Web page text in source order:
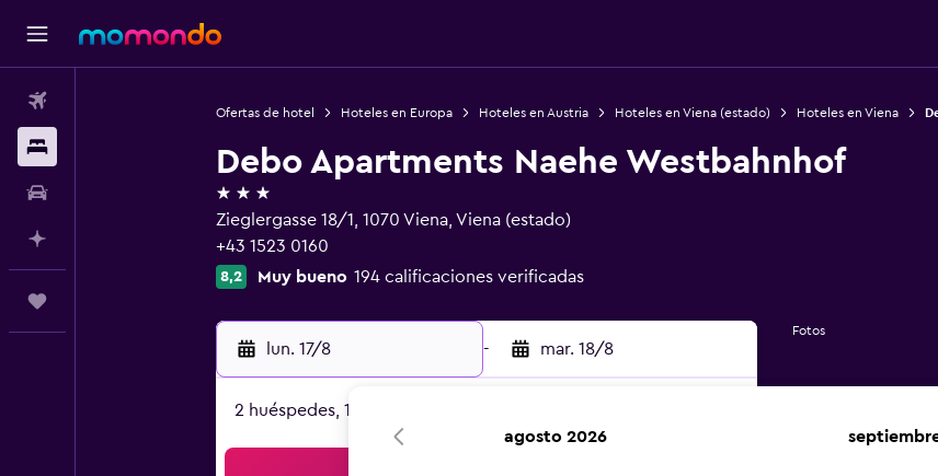
Ofertas de hotel Hoteles en Europa Hoteles en Austria Hoteles en Viena (estado) Hoteles en Viena
Debo Apartments Naehe Westbahnhof
3 estrellas
Zieglergasse 18/1, 1070 Viena, Viena (estado)
+43 1523 0160
8,2 Muy bueno 194 calificaciones verificadas
lun. 17/8 - mar. 18/8
2 huéspedes, 1 habitación
Fotos
agosto 2026